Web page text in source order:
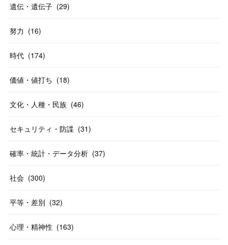
遺伝・遺伝子 (29)
努力 (16)
時代 (174)
価値・値打ち (18)
文化・人種・民族 (46)
セキュリティ・防諜 (31)
確率・統計・データ分析 (37)
社会 (300)
平等・差別 (32)
心理・精神性 (163)